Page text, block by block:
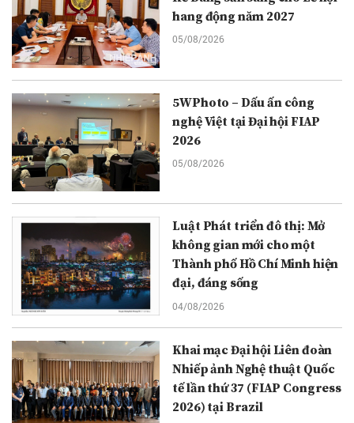
hang động năm 2027
05/08/2026
5WPhoto – Dấu ấn công
nghệ Việt tại Đại hội FIAP
2026
05/08/2026
Luật Phát triển đô thị: Mở
không gian mới cho một
Thành phố Hồ Chí Minh hiện
đại, đáng sống
04/08/2026
Khai mạc Đại hội Liên đoàn
Nhiếp ảnh Nghệ thuật Quốc
tế lần thứ 37 (FIAP Congress
2026) tại Brazil